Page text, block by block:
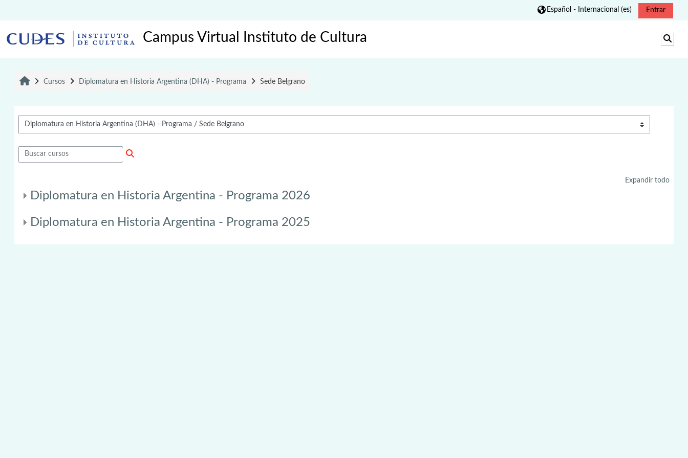
Español - Internacional ‎(es)‎ Entrar
Campus Virtual Instituto de Cultura
Inicio
Cursos Diplomatura en Historia Argentina (DHA) - Programa Sede Belgrano
Categorías
Buscar cursos
Expandir todo
Diplomatura en Historia Argentina - Programa 2026
Diplomatura en Historia Argentina - Programa 2025